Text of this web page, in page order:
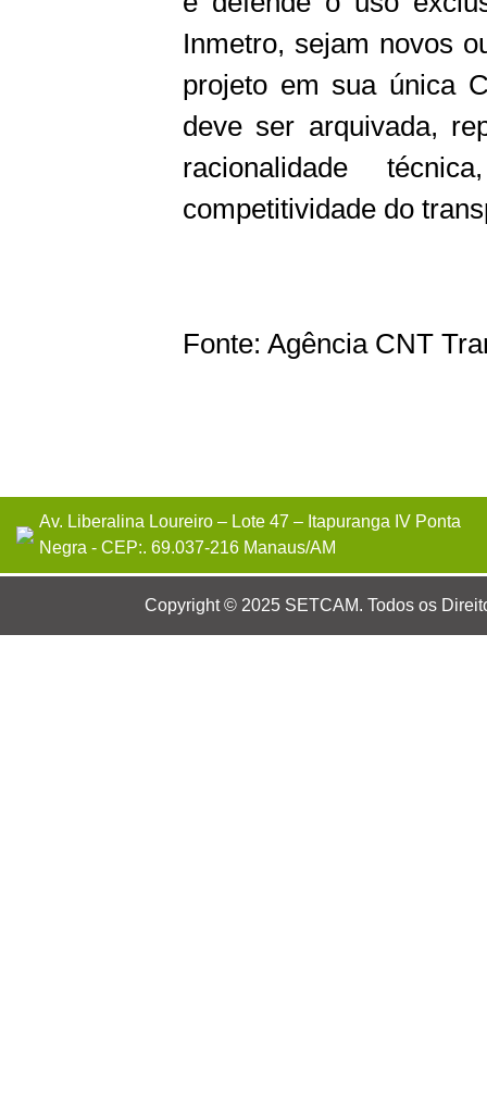
Inmetro, sejam novos
projeto em sua única
deve ser arquivada,
racionalidade
competitividade do
Fonte: Agência CNT
Av. Liberalina Loureiro – Lote 47 – Itapuranga IV Ponta
Negra - CEP:. 69.037-216 Manaus/AM
Copyright © 2025 SETCAM. Todos os